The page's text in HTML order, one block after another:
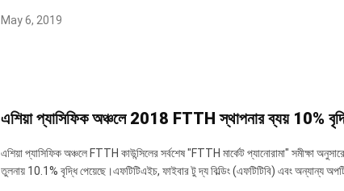
May 6, 2019
এশিয়া প্যাসিফিক অঞ্চলে 2018 FTTH স্থাপনার ব্যয় 10%
এশিয়া প্যাসিফিক অঞ্চলে FTTH কাউন্সিলের সর্বশেষ "FTTH মার্কেট প্যানোরামা" সমীক্ষা
তুলনায় 10.1% বৃদ্ধি পেয়েছে।এফটিটিএইচ, ফাইবার টু দ্য বিল্ডিং (এফটিটিবি) এবং অন্যান্য